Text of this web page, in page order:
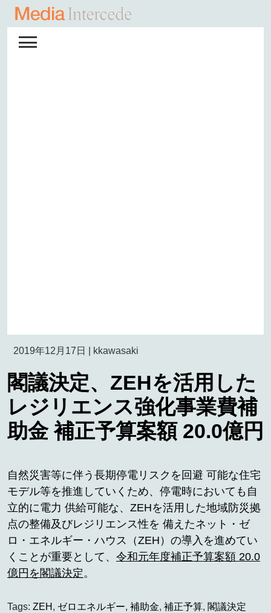
2019年12月17日 kkawasaki
閣議決定、ZEHを活用した
レジリエンス強化事業費補
助金 補正予算案額 20.0億円
自然災害等に伴う長期停電リスクを回避 可能な住宅
モデル等を推進していくため、停電時においても自
立的に電力 供給可能な、ZEHを活用した地域防災拠
点の整備及びレジリエンス性を 備えたネット・ゼ
ロ・エネルギー・ハウス（ZEH）の導入を進めてい
くことが重要として、 令和元年度補正予算案額 20.0
億円を閣議決定。
Tags: ZEH , ゼロエネルギー, 補助金, 補正予算, 閣議決定